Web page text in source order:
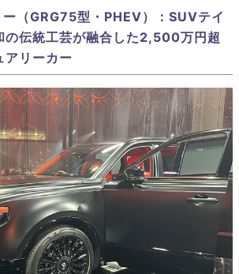
（GRG75型・PHEV）：SUVテイ
の伝統工芸が融合した2,500万円超
アリーカー